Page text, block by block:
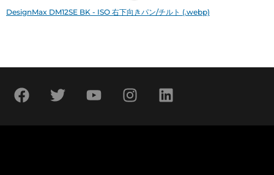
DesignMax DM12SE BK - ISO 右下向きパン/チルト (.webp)